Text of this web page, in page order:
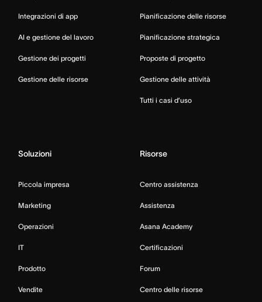
Integrazioni di app
AI e gestione del lavoro
Gestione dei progetti
Gestione delle risorse
Pianificazione delle risorse
Pianificazione strategica
Proposte di progetto
Gestione delle attività
Tutti i casi d’uso
Soluzioni
Piccola impresa
Marketing
Operazioni
IT
Prodotto
Vendite
Risorse
Centro assistenza
Assistenza
Asana Academy
Certificazioni
Forum
Centro delle risorse